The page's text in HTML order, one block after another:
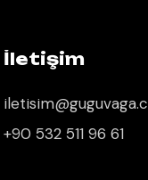
İletişim
+90 532 511 96 61